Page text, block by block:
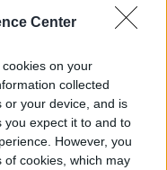
Center
on your
collected
or your device, and is
you expect it to and to
However, you
cookies, which may